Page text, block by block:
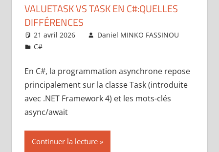
VALUETASK VS TASK EN C#:QUELLES
DIFFÉRENCES
21 avril 2026
Daniel MINKO FASSINOU
C#
En C#, la programmation asynchrone repose
principalement sur la classe Task (introduite
avec .NET Framework 4) et les mots-clés
async/await
Continuer la lecture